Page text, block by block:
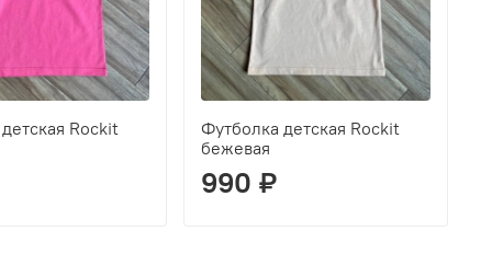
Rockit
Футболка детская Rockit
бежевая
990 ₽